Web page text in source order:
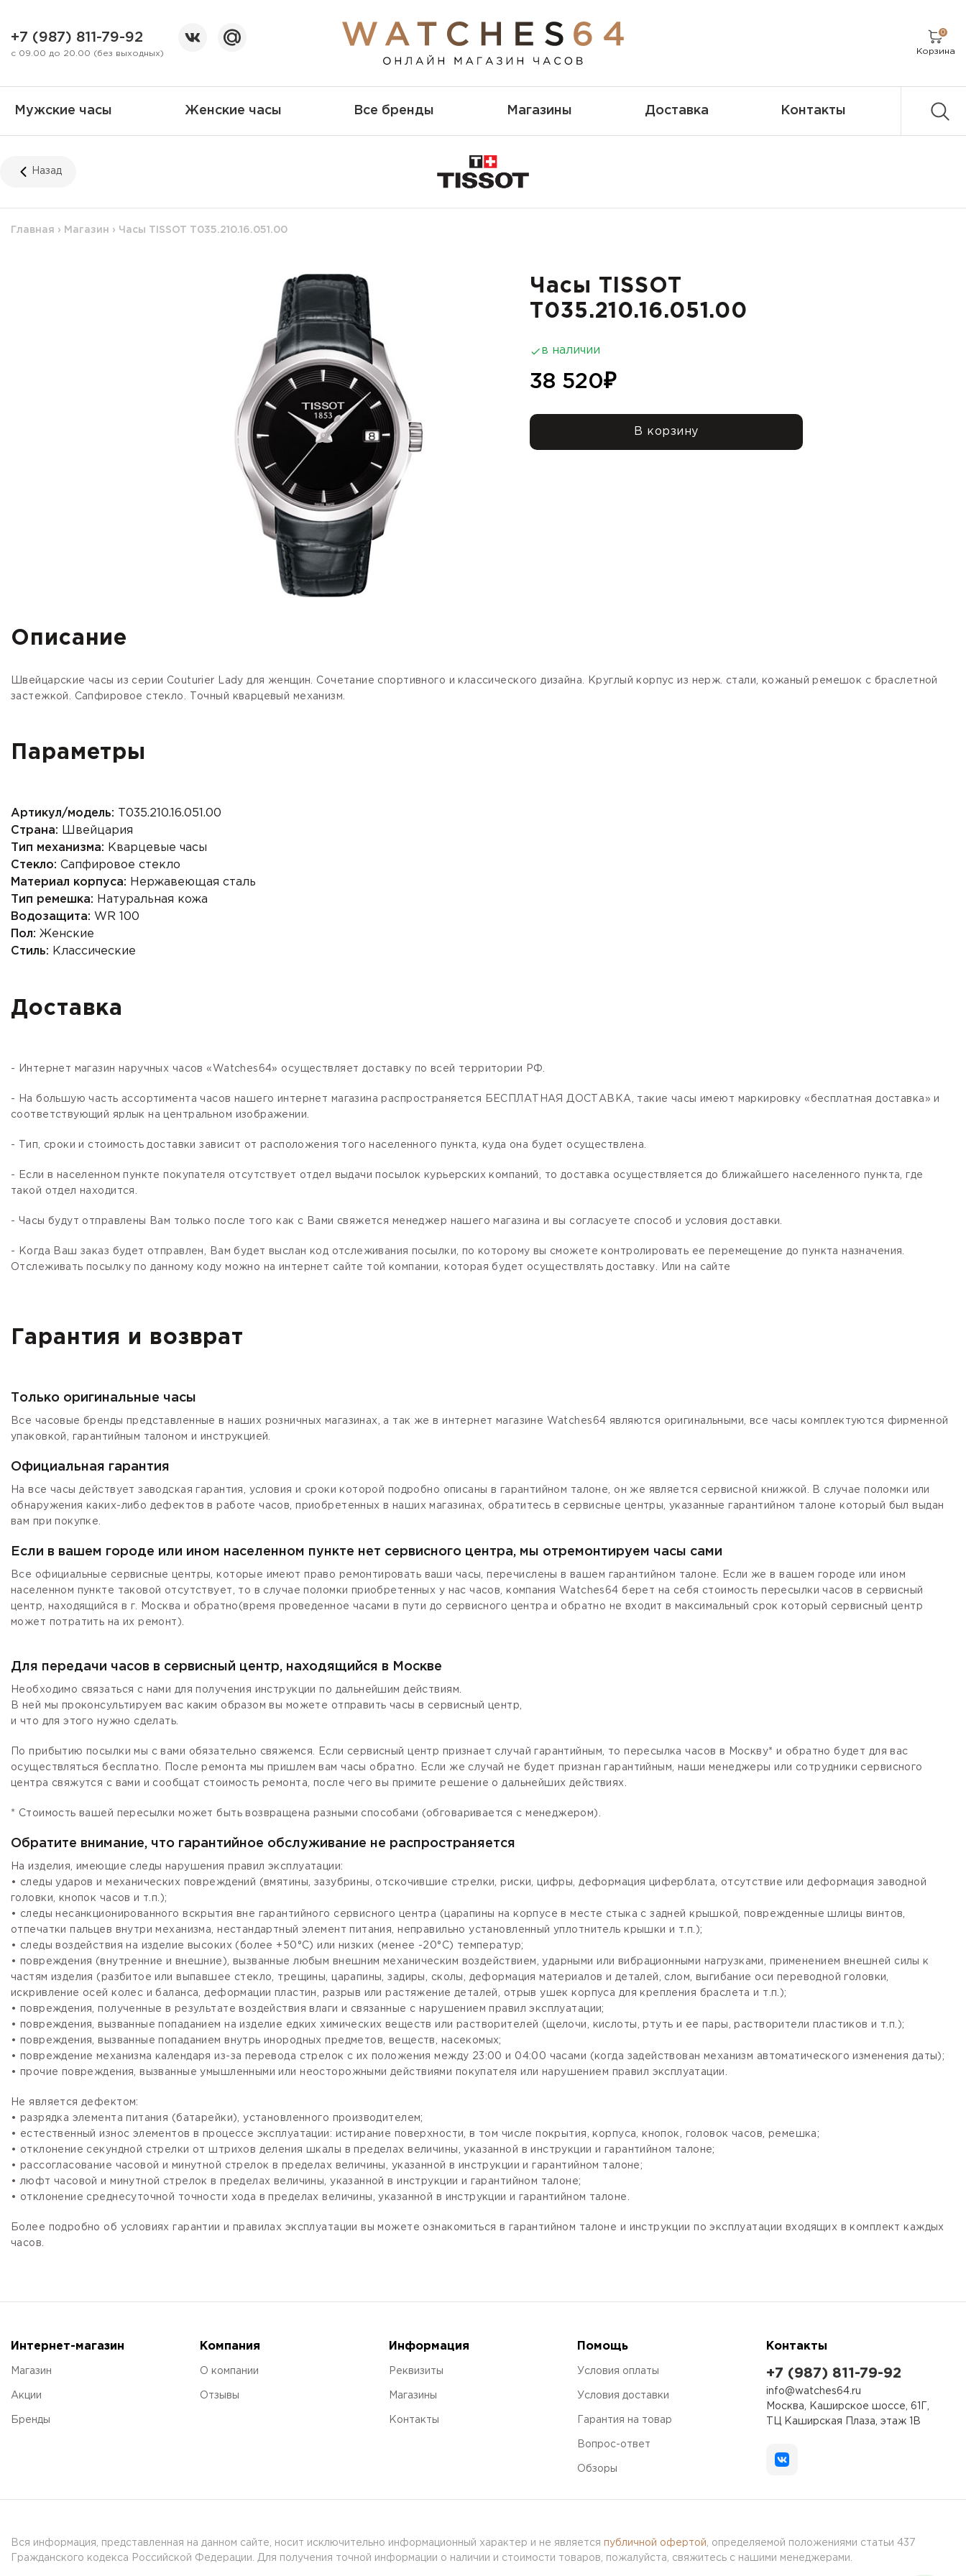
+7 (987) 811-79-92
с 09.00 до 20.00 (без выходных)
0
Корзина
Мужские часы Женские часы Все бренды Магазины Доставка Контакты
Назад
Главная › Магазин › Часы TISSOT T035.210.16.051.00
Часы TISSOT
T035.210.16.051.00
в наличии
38 520₽
В корзину
Описание
Швейцарские часы из серии Couturier Lady для женщин. Сочетание спортивного и классического дизайна. Круглый корпус из нерж. стали, кожаный ремешок с браслетной
застежкой. Сапфировое стекло. Точный кварцевый механизм.
Параметры
Артикул/модель: T035.210.16.051.00
Страна: Швейцария
Тип механизма: Кварцевые часы
Стекло: Сапфировое стекло
Материал корпуса: Нержавеющая сталь
Тип ремешка: Натуральная кожа
Водозащита: WR 100
Пол: Женские
Стиль: Классические
Доставка
- Интернет магазин наручных часов «Watches64» осуществляет доставку по всей территории РФ.
- На большую часть ассортимента часов нашего интернет магазина распространяется БЕСПЛАТНАЯ ДОСТАВКА, такие часы имеют маркировку «бесплатная доставка» и
соответствующий ярлык на центральном изображении.
- Тип, сроки и стоимость доставки зависит от расположения того населенного пункта, куда она будет осуществлена.
- Если в населенном пункте покупателя отсутствует отдел выдачи посылок курьерских компаний, то доставка осуществляется до ближайшего населенного пункта, где
такой отдел находится.
- Часы будут отправлены Вам только после того как с Вами свяжется менеджер нашего магазина и вы согласуете способ и условия доставки.
- Когда Ваш заказ будет отправлен, Вам будет выслан код отслеживания посылки, по которому вы сможете контролировать ее перемещение до пункта назначения.
Отслеживать посылку по данному коду можно на интернет сайте той компании, которая будет осуществлять доставку. Или на сайте
Гарантия и возврат
Только оригинальные часы
Все часовые бренды представленные в наших розничных магазинах, а так же в интернет магазине Watches64 являются оригинальными, все часы комплектуются фирменной
упаковкой, гарантийным талоном и инструкцией.
Официальная гарантия
На все часы действует заводская гарантия, условия и сроки которой подробно описаны в гарантийном талоне, он же является сервисной книжкой. В случае поломки или
обнаружения каких-либо дефектов в работе часов, приобретенных в наших магазинах, обратитесь в сервисные центры, указанные гарантийном талоне который был выдан
вам при покупке.
Если в вашем городе или ином населенном пункте нет сервисного центра, мы отремонтируем часы сами
Все официальные сервисные центры, которые имеют право ремонтировать ваши часы, перечислены в вашем гарантийном талоне. Если же в вашем городе или ином
населенном пункте таковой отсутствует, то в случае поломки приобретенных у нас часов, компания Watches64 берет на себя стоимость пересылки часов в сервисный
центр, находящийся в г. Москва и обратно(время проведенное часами в пути до сервисного центра и обратно не входит в максимальный срок который сервисный центр
может потратить на их ремонт).
Для передачи часов в сервисный центр, находящийся в Москве
Необходимо связаться с нами для получения инструкции по дальнейшим действиям.
В ней мы проконсультируем вас каким образом вы можете отправить часы в сервисный центр,
и что для этого нужно сделать.
По прибытию посылки мы с вами обязательно свяжемся. Если сервисный центр признает случай гарантийным, то пересылка часов в Москву* и обратно будет для вас
осуществляться бесплатно. После ремонта мы пришлем вам часы обратно. Если же случай не будет признан гарантийным, наши менеджеры или сотрудники сервисного
центра свяжутся с вами и сообщат стоимость ремонта, после чего вы примите решение о дальнейших действиях.
* Стоимость вашей пересылки может быть возвращена разными способами (обговаривается с менеджером).
Обратите внимание, что гарантийное обслуживание не распространяется
На изделия, имеющие следы нарушения правил эксплуатации:
• следы ударов и механических повреждений (вмятины, зазубрины, отскочившие стрелки, риски, цифры, деформация циферблата, отсутствие или деформация заводной
головки, кнопок часов и т.п.);
• следы несанкционированного вскрытия вне гарантийного сервисного центра (царапины на корпусе в месте стыка с задней крышкой, поврежденные шлицы винтов,
отпечатки пальцев внутри механизма, нестандартный элемент питания, неправильно установленный уплотнитель крышки и т.п.);
• следы воздействия на изделие высоких (более +50°С) или низких (менее -20°С) температур;
• повреждения (внутренние и внешние), вызванные любым внешним механическим воздействием, ударными или вибрационными нагрузками, применением внешней силы к
частям изделия (разбитое или выпавшее стекло, трещины, царапины, задиры, сколы, деформация материалов и деталей, слом, выгибание оси переводной головки,
искривление осей колес и баланса, деформации пластин, разрыв или растяжение деталей, отрыв ушек корпуса для крепления браслета и т.п.);
• повреждения, полученные в результате воздействия влаги и связанные с нарушением правил эксплуатации;
• повреждения, вызванные попаданием на изделие едких химических веществ или растворителей (щелочи, кислоты, ртуть и ее пары, растворители пластиков и т.п.);
• повреждения, вызванные попаданием внутрь инородных предметов, веществ, насекомых;
• повреждение механизма календаря из-за перевода стрелок с их положения между 23:00 и 04:00 часами (когда задействован механизм автоматического изменения даты);
• прочие повреждения, вызванные умышленными или неосторожными действиями покупателя или нарушением правил эксплуатации.
Не является дефектом:
• разрядка элемента питания (батарейки), установленного производителем;
• естественный износ элементов в процессе эксплуатации: истирание поверхности, в том числе покрытия, корпуса, кнопок, головок часов, ремешка;
• отклонение секундной стрелки от штрихов деления шкалы в пределах величины, указанной в инструкции и гарантийном талоне;
• рассогласование часовой и минутной стрелок в пределах величины, указанной в инструкции и гарантийном талоне;
• люфт часовой и минутной стрелок в пределах величины, указанной в инструкции и гарантийном талоне;
• отклонение среднесуточной точности хода в пределах величины, указанной в инструкции и гарантийном талоне.
Более подробно об условиях гарантии и правилах эксплуатации вы можете ознакомиться в гарантийном талоне и инструкции по эксплуатации входящих в комплект каждых
часов.
Интернет-магазин
Магазин
Акции
Бренды
Компания
О компании
Отзывы
Информация
Реквизиты
Магазины
Контакты
Помощь
Условия оплаты
Условия доставки
Гарантия на товар
Вопрос-ответ
Обзоры
Контакты
+7 (987) 811-79-92
info@watches64.ru
Москва, Каширское шоссе, 61Г,
ТЦ Каширская Плаза, этаж 1В
Вся информация, представленная на данном сайте, носит исключительно информационный характер и не является публичной офертой , определяемой положениями статьи 437
Гражданского кодекса Российской Федерации. Для получения точной информации о наличии и стоимости товаров, пожалуйста, свяжитесь с нашими менеджерами.